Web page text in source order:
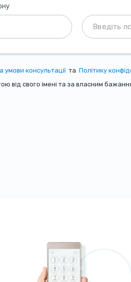
умови консультації та Політику
від свого імені та за власним